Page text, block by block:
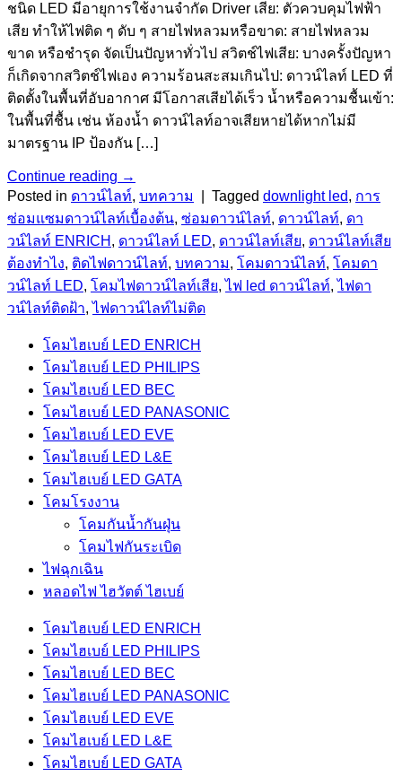
ชนิด LED มีอายุการใช้งานจำกัด Driver เสีย: ตัวควบคุมไฟฟ้า
เสีย ทำให้ไฟติด ๆ ดับ ๆ สายไฟหลวมหรือขาด: สายไฟหลวม
ขาด หรือชำรุด จัดเป็นปัญหาทั่วไป สวิตช์ไฟเสีย: บางครั้งปัญหา
ก็เกิดจากสวิตช์ไฟเอง ความร้อนสะสมเกินไป: ดาวน์ไลท์ LED ที่
ติดตั้งในพื้นที่อับอากาศ มีโอกาสเสียได้เร็ว น้ำหรือความชื้นเข้า:
ในพื้นที่ชื้น เช่น ห้องน้ำ ดาวน์ไลท์อาจเสียหายได้หากไม่มี
มาตรฐาน IP ป้องกัน […]
Continue reading →
Posted in ดาวน์ไลท์, บทความ Tagged downlight led, การ
ซ่อมแซมดาวน์ไลท์เบื้องต้น, ซ่อมดาวน์ไลท์, ดาวน์ไลท์, ดา
วน์ไลท์ ENRICH , ดาวน์ไลท์ LED, ดาวน์ไลท์เสีย, ดาวน์ไลท์เสีย
ต้องทำไง, ติดไฟดาวน์ไลท์, บทความ, โคมดาวน์ไลท์, โคมดา
วน์ไลท์ LED, โคมไฟดาวน์ไลท์เสีย,ไฟ led ดาวน์ไลท์,ไฟดา
วน์ไลท์ติดฝ้า,ไฟดาวน์ไลท์ไม่ติด
โคมไฮเบย์ LED ENRICH
โคมไฮเบย์ LED PHILIPS
โคมไฮเบย์ LED BEC
โคมไฮเบย์ LED PANASONIC
โคมไฮเบย์ LED EVE
โคมไฮเบย์ LED L&E
โคมไฮเบย์ LED GATA
โคมโรงงาน
โคมกันน้ำกันฝุ่น
โคมไฟกันระเบิด
ไฟฉุกเฉิน
หลอดไฟ ไฮวัตต์ ไฮเบย์
โคมไฮเบย์ LED ENRICH
โคมไฮเบย์ LED PHILIPS
โคมไฮเบย์ LED BEC
โคมไฮเบย์ LED PANASONIC
โคมไฮเบย์ LED EVE
โคมไฮเบย์ LED L&E
โคมไฮเบย์ LED GATA